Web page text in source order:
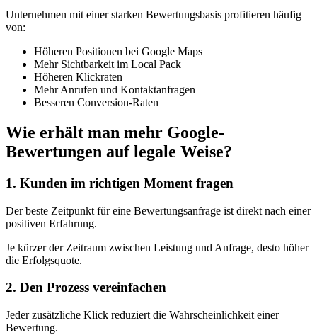
Unternehmen mit einer starken Bewertungsbasis profitieren häufig
von:
Höheren Positionen bei Google Maps
Mehr Sichtbarkeit im Local Pack
Höheren Klickraten
Mehr Anrufen und Kontaktanfragen
Besseren Conversion-Raten
Wie erhält man mehr Google-
Bewertungen auf legale Weise?
1. Kunden im richtigen Moment fragen
Der beste Zeitpunkt für eine Bewertungsanfrage ist direkt nach einer
positiven Erfahrung.
Je kürzer der Zeitraum zwischen Leistung und Anfrage, desto höher
die Erfolgsquote.
2. Den Prozess vereinfachen
Jeder zusätzliche Klick reduziert die Wahrscheinlichkeit einer
Bewertung.